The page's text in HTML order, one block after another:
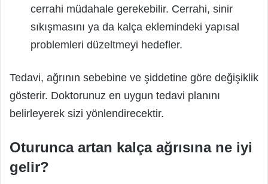
cerrahi müdahale gerekebilir. Cerrahi, sinir
sıkışmasını ya da kalça eklemindeki yapısal
problemleri düzeltmeyi hedefler.
Tedavi, ağrının sebebine ve şiddetine göre değişiklik
gösterir. Doktorunuz en uygun tedavi planını
belirleyerek sizi yönlendirecektir.
Oturunca artan kalça ağrısına ne iyi
gelir?